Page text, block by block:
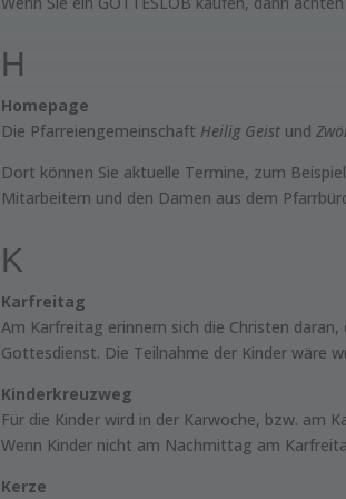
H
Homepage
Die Pfarreiengemeinschaft Heilig Geist und
Dort können Sie aktuelle Termine, zum
Mitarbeitern und den Damen aus dem
K
Karfreitag
Am Karfreitag erinnern sich die Christen
Gottesdienst. Die Teilnahme der Kinder wäre
Kinderkreuzweg
Für die Kinder wird in der Karwoche, bzw. am
Wenn Kinder nicht am Nachmittag am
Kerze